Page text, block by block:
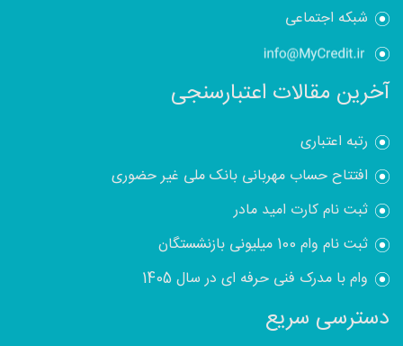
شبکه اجتماعی
آخرین مقالات اعتبارسنجی
رتبه اعتباری
افتتاح حساب مهربانی بانک ملی غیر حضوری
ثبت نام کارت امید مادر
ثبت نام وام 100 میلیونی بازنشستگان
وام با مدرک فنی حرفه ای در سال 1405
دسترسی سریع